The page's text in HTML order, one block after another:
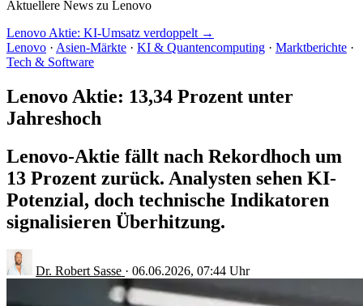
Aktuellere News zu Lenovo
Lenovo Aktie: KI-Umsatz verdoppelt →
Lenovo · Asien-Märkte · KI & Quantencomputing · Marktberichte ·
Tech & Software
Lenovo Aktie: 13,34 Prozent unter
Jahreshoch
Lenovo-Aktie fällt nach Rekordhoch um
13 Prozent zurück. Analysten sehen KI-
Potenzial, doch technische Indikatoren
signalisieren Überhitzung.
Dr. Robert Sasse · 06.06.2026, 07:44 Uhr